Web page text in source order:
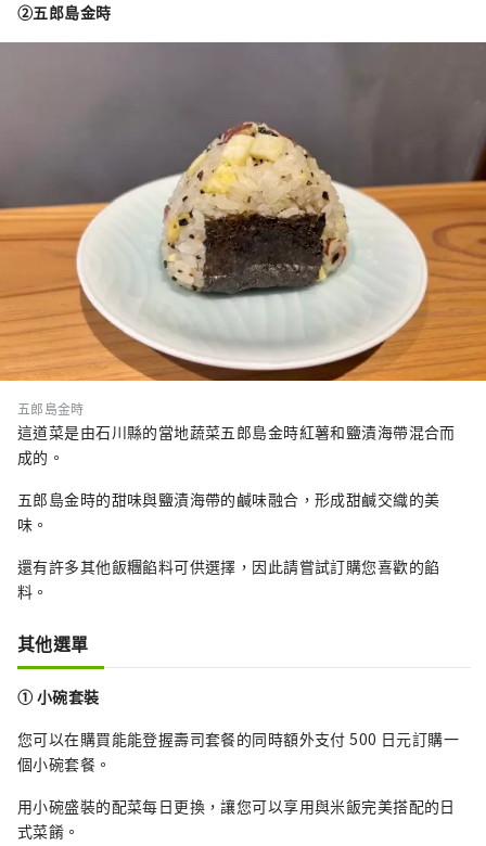
②五郎島金時
五郎島金時
這道菜是由石川縣的當地蔬菜五郎島金時紅薯和鹽漬海帶混合而
成的。
五郎島金時的甜味與鹽漬海帶的鹹味融合，形成甜鹹交織的美
味。
還有許多其他飯糰餡料可供選擇，因此請嘗試訂購您喜歡的餡
料。
其他選單
① 小碗套裝
您可以在購買能能登握壽司套餐的同時額外支付 500 日元訂購一
個小碗套餐。
用小碗盛裝的配菜每日更換，讓您可以享用與米飯完美搭配的日
式菜餚。